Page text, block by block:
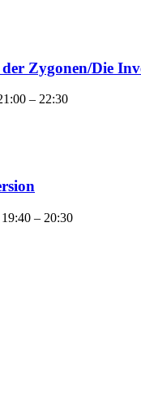
Zygonen/Die
– 22:30
– 20:30